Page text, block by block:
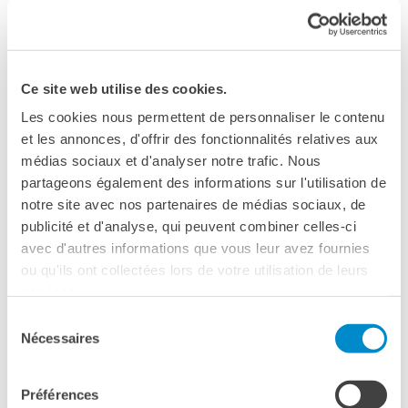
Ce site web utilise des cookies.
Les cookies nous permettent de personnaliser le contenu
et les annonces, d'offrir des fonctionnalités relatives aux
médias sociaux et d'analyser notre trafic. Nous
partageons également des informations sur l'utilisation de
notre site avec nos partenaires de médias sociaux, de
publicité et d'analyse, qui peuvent combiner celles-ci
avec d'autres informations que vous leur avez fournies
ou qu'ils ont collectées lors de votre utilisation de leurs
Nécessaires
Préférences
Proprietà Intellettuale (OMPI) a Ginevra, in Svizzera. È
anche membro del Consiglio accademico dell’Università
Laurent Manderieux, Président de l’European Intellectual
Property Teachers’ Network (EIPTN), est professeur de droit
de la propriété intellectuelle à l’Université Luigi Bocconi de
Milan depuis 2004. Il s’intéresse particulièrement au droit
international de la propriété intellectuelle et au droit
numérique. Il a travaillé pour plusieurs institutions
internationales, dont l’Organisation des Nations unies pour
l’alimentation et l’agriculture (FAO) à Rome, et pour l’Union
européenne, avant d’occuper des postes à responsabilité à
l’Organisation mondiale de la propriété intellectuelle (OMPI)
académique de l’Université de la Francophonie Senghor.
Christophe Geiger
è dottore in giurisprudenza presso